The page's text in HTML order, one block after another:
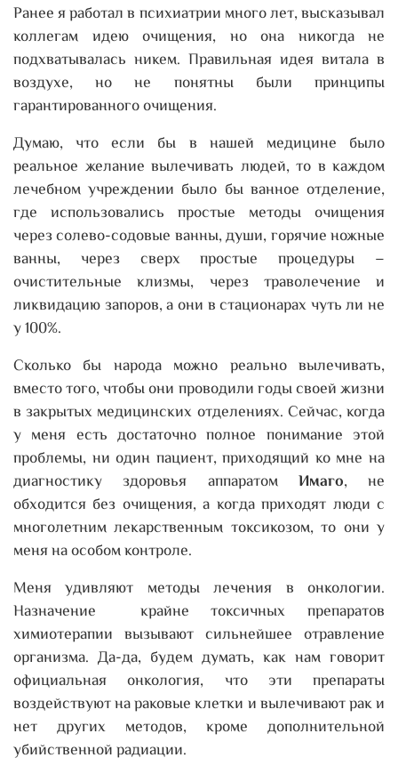
Ранее я работал в психиатрии много лет, высказывал
коллегам идею очищения, но она никогда не
подхватывалась никем. Правильная идея витала в
воздухе, но не понятны были принципы
гарантированного очищения.
Думаю, что если бы в нашей медицине было
реальное желание вылечивать людей, то в каждом
лечебном учреждении было бы ванное отделение,
где использовались простые методы очищения
через солево-содовые ванны, души, горячие ножные
ванны, через сверх простые процедуры –
очистительные клизмы, через траволечение и
ликвидацию запоров, а они в стационарах чуть ли не
у 100%.
Сколько бы народа можно реально вылечивать,
вместо того, чтобы они проводили годы своей жизни
в закрытых медицинских отделениях. Сейчас, когда
у меня есть достаточно полное понимание этой
проблемы, ни один пациент, приходящий ко мне на
диагностику здоровья аппаратом Имаго, не
обходится без очищения, а когда приходят люди с
многолетним лекарственным токсикозом, то они у
меня на особом контроле.
Меня удивляют методы лечения в онкологии.
Назначение крайне токсичных препаратов
химиотерапии вызывают сильнейшее отравление
организма. Да-да, будем думать, как нам говорит
официальная онкология, что эти препараты
воздействуют на раковые клетки и вылечивают рак и
нет других методов, кроме дополнительной
убийственной радиации.